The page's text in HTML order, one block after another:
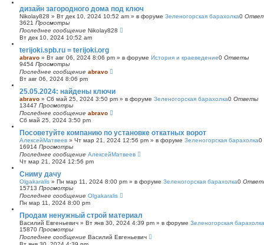
к
дизайн загородного дома под ключ
Nikolay828 » Вт дек 10, 2024 10:52 am » в форуме Зеленогорская барахолка0
3621 Просмотры
Последнее сообщение Nikolay828
Вт дек 10, 2024 10:52 am
terijoki.spb.ru = terijoki.org
abravo » Вт авг 06, 2024 8:06 pm » в форуме История и краеведение0 Ответы
9454 Просмотры
Последнее сообщение abravo
Вт авг 06, 2024 8:06 pm
25.05.2024: найдены ключи
abravo » Сб май 25, 2024 3:50 pm » в форуме Зеленогорская барахолка0 Ответы
13447 Просмотры
Последнее сообщение abravo
Сб май 25, 2024 3:50 pm
Посоветуйте компанию по установке откатных ворот
АлексейМатвеев » Чт мар 21, 2024 12:56 pm » в форуме Зеленогорская барахолка0
16914 Просмотры
Последнее сообщение АлексейМатвеев
Чт мар 21, 2024 12:56 pm
Сниму дачу
Olgakaralis » Пн мар 11, 2024 8:00 pm » в форуме Зеленогорская барахолка0
15713 Просмотры
Последнее сообщение Olgakaralis
Пн мар 11, 2024 8:00 pm
Продам ненужный строй материал
Василий Евгеньевич » Вт янв 30, 2024 4:39 pm » в форуме Зеленогорская барахолка
15870 Просмотры
Последнее сообщение Василий Евгеньевич